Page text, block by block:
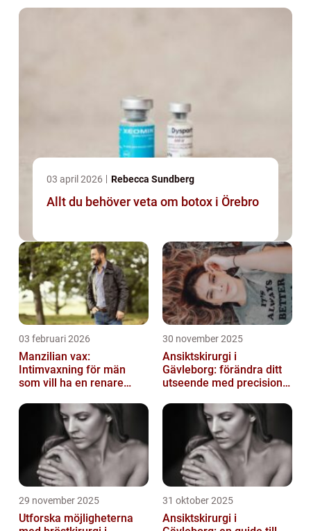
03 april 2026 Rebecca Sundberg
Allt du behöver veta om botox i Örebro
03 februari 2026
Manzilian vax:
Intimvaxning för män
som vill ha en renare
30 november 2025
Ansiktskirurgi i
Gävleborg: förändra ditt
utseende med precision
29 november 2025
Utforska möjligheterna
31 oktober 2025
Ansiktskirurgi i